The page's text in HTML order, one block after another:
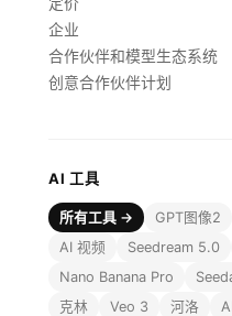
企业
合作伙伴和模型生态系统
创意合作伙伴计划
AI 工具
所有工具 → GPT图像2
AI 视频
Seedream 5.0
Nano Banana Pro
克林
Veo 3 河洛